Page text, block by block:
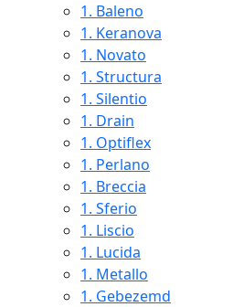
1. Baleno
1. Keranova
1. Novato
1. Structura
1. Silentio
1. Drain
1. Optiflex
1. Perlano
1. Breccia
1. Sferio
1. Liscio
1. Lucida
1. Metallo
1. Gebezemd